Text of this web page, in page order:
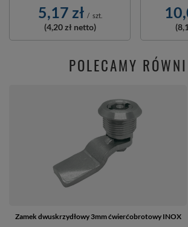
5,17 zł / szt.
(4,20 zł netto)
POLECAMY
Zamek dwuskrzydłowy 3mm ćwierćobrotowy INOX